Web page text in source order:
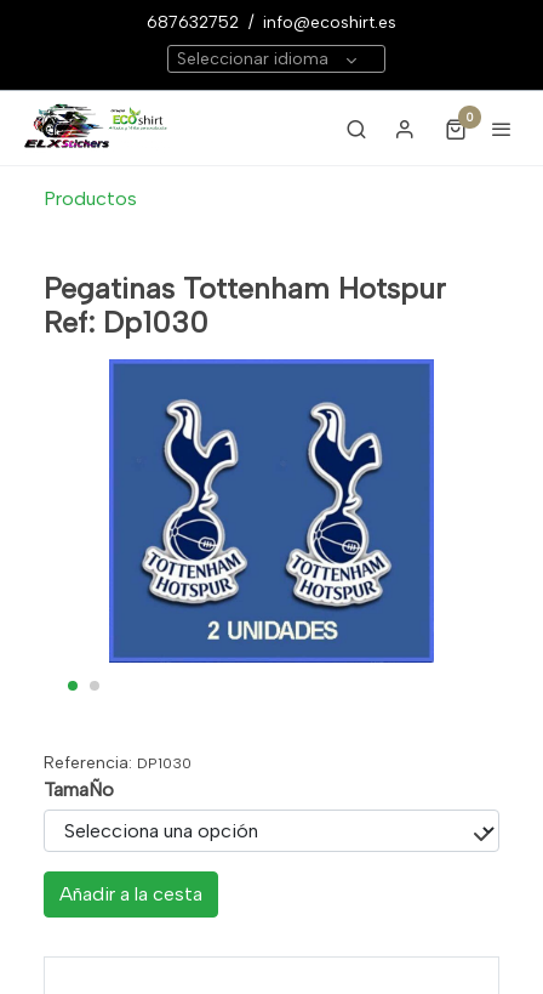
687632752 / info@ecoshirt.es
Seleccionar idioma
0
Productos
Pegatinas Tottenham Hotspur
Ref: Dp1030
Referencia: DP1030
TamaÑo
Añadir a la cesta